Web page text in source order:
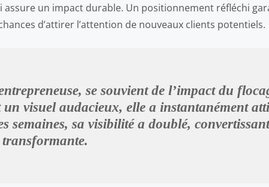
assure un impact durable. Un positionnement réfléchi
d’attirer l’attention de nouveaux clients potentiels.
se souvient de l’impact du
un visuel audacieux, elle a instantanément
semaines, sa visibilité a doublé,